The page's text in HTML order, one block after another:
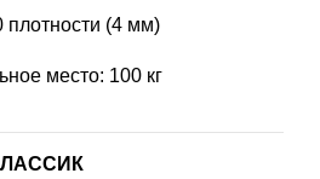
плотности (4 мм)
место: 100 кг